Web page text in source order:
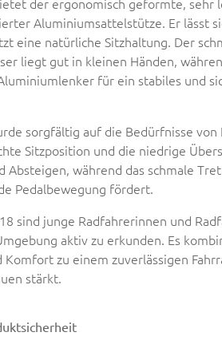
Aluminiumsattelstütze. Er lässt
eine natürliche Sitzhaltung. Der
liegt gut in kleinen Händen,
für ein stabiles und
sorgfältig auf die Bedürfnisse von
Sitzposition und die niedrige
Absteigen, während das schmale
Pedalbewegung fördert.
sind junge Radfahrerinnen und
aktiv zu erkunden. Es
zu einem zuverlässigen
stärkt.